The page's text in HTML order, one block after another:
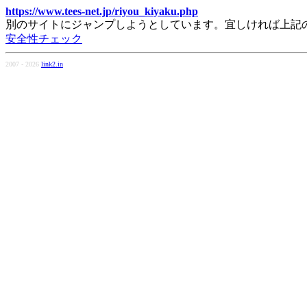
https://www.tees-net.jp/riyou_kiyaku.php
別のサイトにジャンプしようとしています。宜しければ上記
安全性チェック
2007 - 2026 link2.in